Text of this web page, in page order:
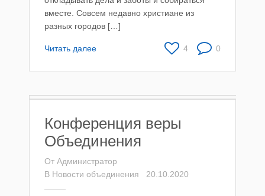
вместе. Совсем недавно христиане из
разных городов […]
Читать далее 0
4
Конференция веры
Объединения
От Администратор
В Новости объединения 20.10.2020